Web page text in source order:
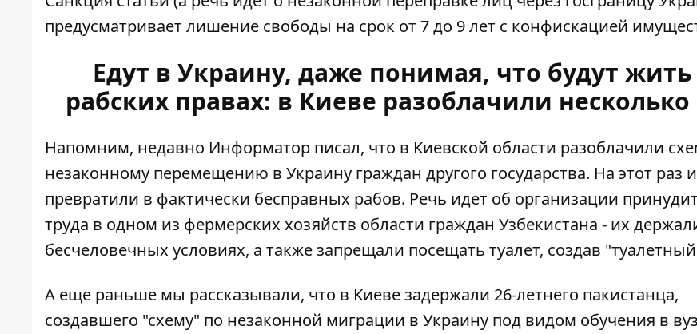
предусматривает лишение свободы на срок от 7 до 9 лет с конфискацией
Едут в Украину, даже понимая, что будут жить
рабских правах: в Киеве разоблачили несколько
Напомним, недавно Информатор писал, что в Киевской области разоблачили
незаконному перемещению в Украину граждан другого государства. На этот раз
превратили в фактически бесправных рабов. Речь идет об организации
труда в одном из фермерских хозяйств области граждан Узбекистана - их
бесчеловечных условиях, а также запрещали посещать туалет, создав
А еще раньше мы рассказывали, что в Киеве задержали 26-летнего пакистанца,
создавшего "схему" по незаконной миграции в Украину под видом обучения в